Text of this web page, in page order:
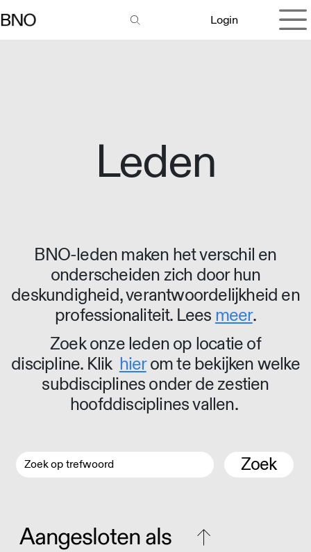
Login
Leden
BNO-leden maken het verschil en
onderscheiden zich door hun
deskundigheid, verantwoordelijkheid en
professionaliteit. Lees meer.
Zoek onze leden op locatie of
discipline. Klik hierom te bekijken welke
subdisciplines onder de zestien
hoofddisciplines vallen.
Zoek
Aangesloten als